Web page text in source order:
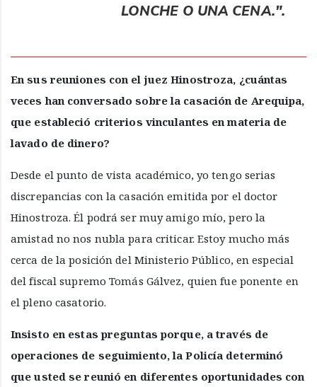
LONCHE O UNA CENA.".
En sus reuniones con el juez Hinostroza, ¿cuántas
veces han conversado sobre la casación de Arequipa,
que estableció criterios vinculantes en materia de
lavado de dinero?
Desde el punto de vista académico, yo tengo serias
discrepancias con la casación emitida por el doctor
Hinostroza. Él podrá ser muy amigo mío, pero la
amistad no nos nubla para criticar. Estoy mucho más
cerca de la posición del Ministerio Público, en especial
del fiscal supremo Tomás Gálvez, quien fue ponente en
el pleno casatorio.
Insisto en estas preguntas porque, a través de
operaciones de seguimiento, la Policía determinó
que usted se reunió en diferentes oportunidades con